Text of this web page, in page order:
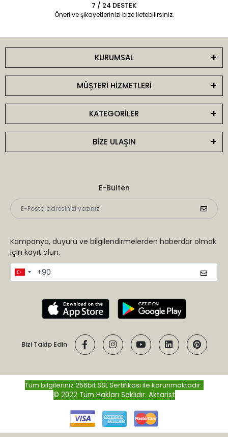
7 / 24 DESTEK
Öneri ve şikayetlerinizi bize iletebilirsiniz.
KURUMSAL
MÜŞTERİ HİZMETLERİ
KATEGORİLER
BİZE ULAŞIN
E-Bülten
Kampanya, duyuru ve bilgilendirmelerden haberdar olmak
için kayıt olun.
Bizi Takip Edin
Tüm bilgileriniz 256bit SSL Sertifikası ile korunmaktadır.
© 2022 Tüm Hakları Saklıdır. Aktarist